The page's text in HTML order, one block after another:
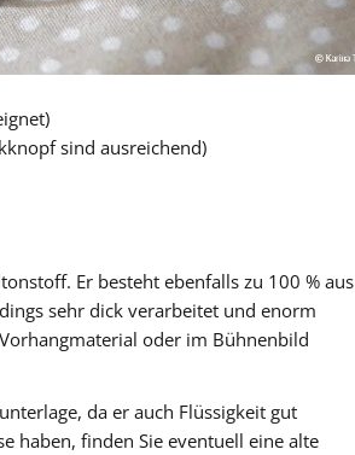
sind ausreichend)
Er besteht ebenfalls zu 100 % aus
sehr dick verarbeitet und enorm
oder im Bühnenbild
da er auch Flüssigkeit gut
haben, finden Sie eventuell eine alte